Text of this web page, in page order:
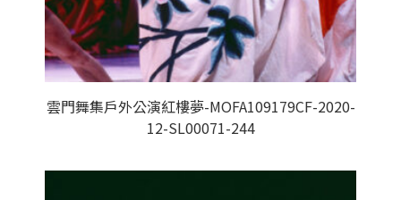
雲門舞集戶外公演紅樓夢-MOFA109179CF-2020-
12-SL00071-244